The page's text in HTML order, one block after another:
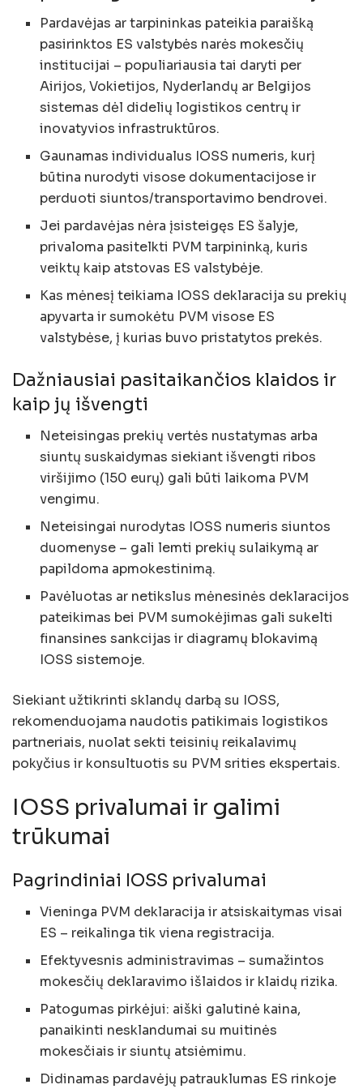
Pardavėjas ar tarpininkas pateikia paraišką
pasirinktos ES valstybės narės mokesčių
institucijai – populiariausia tai daryti per
Airijos, Vokietijos, Nyderlandų ar Belgijos
sistemas dėl didelių logistikos centrų ir
inovatyvios infrastruktūros.
Gaunamas individualus IOSS numeris, kurį
būtina nurodyti visose dokumentacijose ir
perduoti siuntos/transportavimo bendrovei.
Jei pardavėjas nėra įsisteigęs ES šalyje,
privaloma pasitelkti PVM tarpininką, kuris
veiktų kaip atstovas ES valstybėje.
Kas mėnesį teikiama IOSS deklaracija su prekių
apyvarta ir sumokėtu PVM visose ES
valstybėse, į kurias buvo pristatytos prekės.
Dažniausiai pasitaikančios klaidos ir
kaip jų išvengti
Neteisingas prekių vertės nustatymas arba
siuntų suskaidymas siekiant išvengti ribos
viršijimo (150 eurų) gali būti laikoma PVM
vengimu.
Neteisingai nurodytas IOSS numeris siuntos
duomenyse – gali lemti prekių sulaikymą ar
papildoma apmokestinimą.
Pavėluotas ar netikslus mėnesinės deklaracijos
pateikimas bei PVM sumokėjimas gali sukelti
finansines sankcijas ir diagramų blokavimą
IOSS sistemoje.
Siekiant užtikrinti sklandų darbą su IOSS,
rekomenduojama naudotis patikimais logistikos
partneriais, nuolat sekti teisinių reikalavimų
pokyčius ir konsultuotis su PVM srities ekspertais.
IOSS privalumai ir galimi
trūkumai
Pagrindiniai IOSS privalumai
Vieninga PVM deklaracija ir atsiskaitymas visai
ES – reikalinga tik viena registracija.
Efektyvesnis administravimas – sumažintos
mokesčių deklaravimo išlaidos ir klaidų rizika.
Patogumas pirkėjui: aiški galutinė kaina,
panaikinti nesklandumai su muitinės
mokesčiais ir siuntų atsiėmimu.
Didinamas pardavėjų patrauklumas ES rinkoje